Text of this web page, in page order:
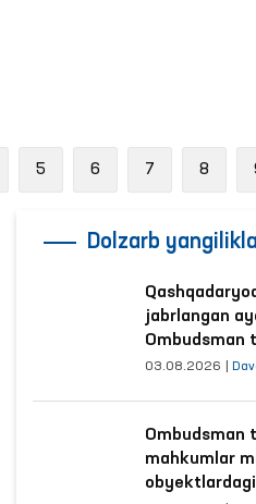
5 6 7 8
Dolzarb
jabrlangan
Ombudsman
03.08.2026
Ombudsman
mahkumlar